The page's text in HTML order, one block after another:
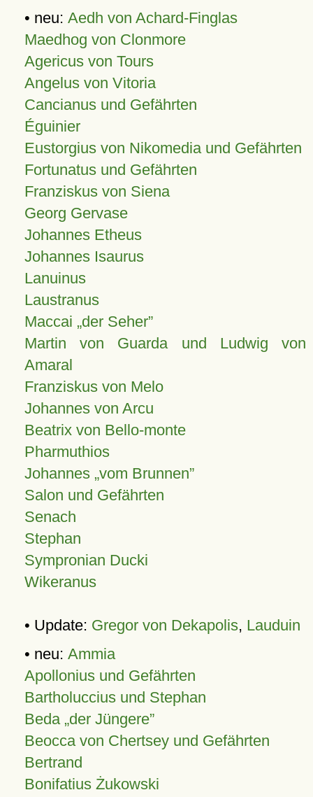
• neu: Aedh von Achard-Finglas
Maedhog von Clonmore
Agericus von Tours
Angelus von Vitoria
Cancianus und Gefährten
Éguinier
Eustorgius von Nikomedia und Gefährten
Fortunatus und Gefährten
Franziskus von Siena
Georg Gervase
Johannes Etheus
Johannes Isaurus
Lanuinus
Laustranus
Maccai „der Seher”
Martin von Guarda und Ludwig von
Amaral
Franziskus von Melo
Johannes von Arcu
Beatrix von Bello-monte
Pharmuthios
Johannes vom Brunnen
Salon und Gefährten
Senach
Stephan
Sympronian Ducki
Wikeranus
• Update: Gregor von Dekapolis, Lauduin
• neu: Ammia
Apollonius und Gefährten
Bartholuccius und Stephan
Beda „der Jüngere”
Beocca von Chertsey und Gefährten
Bertrand
Bonifatius Żukowski